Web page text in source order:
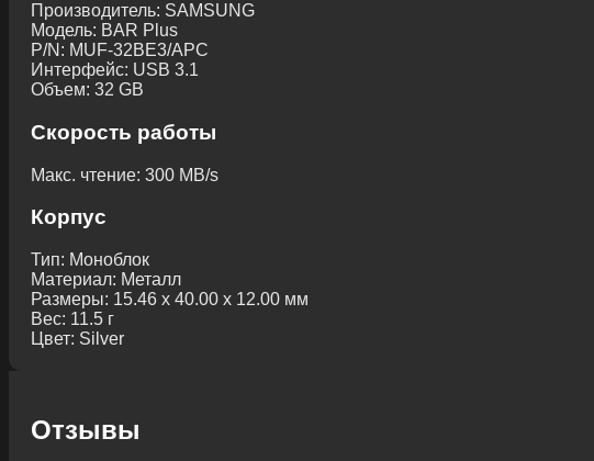
Производитель: SAMSUNG
Модель: BAR Plus
P/N: MUF-32BE3/APC
Интерфейс: USB 3.1
Объем: 32 GB
Скорость работы
Макс. чтение: 300 MB/s
Корпус
Тип: Моноблок
Материал: Металл
Размеры: 15.46 x 40.00 x 12.00 мм
Вес: 11.5 г
Цвет: Silver
Отзывы